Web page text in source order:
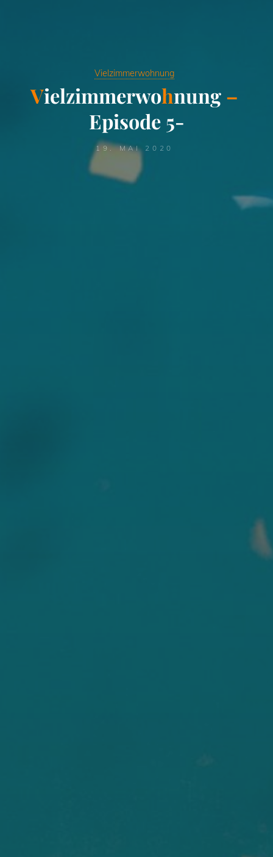
Vielzimmerwohnung
Vielzimmerwohnung –
Episode 5-
19. MAI 2020